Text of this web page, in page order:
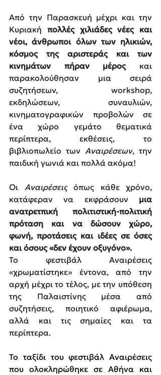
Από την Παρασκευή μέχρι και την
Κυριακή πολλές χιλιάδες νέες και
νέοι, άνθρωποι όλων των ηλικιών,
κόσμος της αριστεράς και των
κινημάτων πήραν μέρος και
παρακολούθησαν μια σειρά
συζητήσεων, workshop,
εκδηλώσεων, συναυλιών,
κινηματογραφικών προβολών σε
ένα χώρο γεμάτο θεματικά
περίπτερα, εκθέσεις, το
βιβλιοπωλείο των Αναιρέσεων, την
παιδική γωνιά και πολλά ακόμα!
Οι Αναιρέσεις όπως κάθε χρόνο,
κατάφεραν να εκφράσουν μια
ανατρετπική πολιτιστική-πολιτική
πρόταση και να δώσουν χώρο,
φωνή, προτάσεις και ιδέες σε όσες
και όσους «δεν έχουν οξυγόνο».
Το φεστιβάλ Αναιρέσεις
«χρωματίστηκε» έντονα, από την
αρχή μέχρι το τέλος, με την υπόθεση
της Παλαιστίνης μέσα από
συζητήσεις, ποιητικό αφιέρωμα,
αλλά και τις σημαίες και τα
περίπτερα.
Το ταξίδι του φεστιβάλ Αναιρέσεις
που ολοκληρώθηκε σε Αθήνα και